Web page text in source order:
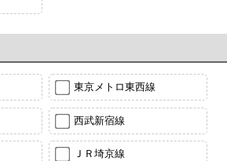
東京メトロ東西線
西武新宿線
ＪＲ埼京線